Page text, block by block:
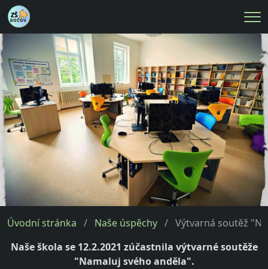
Úvodní stránka Naše úspěchy
Výtvarná soutěž
Naše škola se 12.2.2021 zúčastnila výtvarné soutěže
"Namaluj svého anděla".